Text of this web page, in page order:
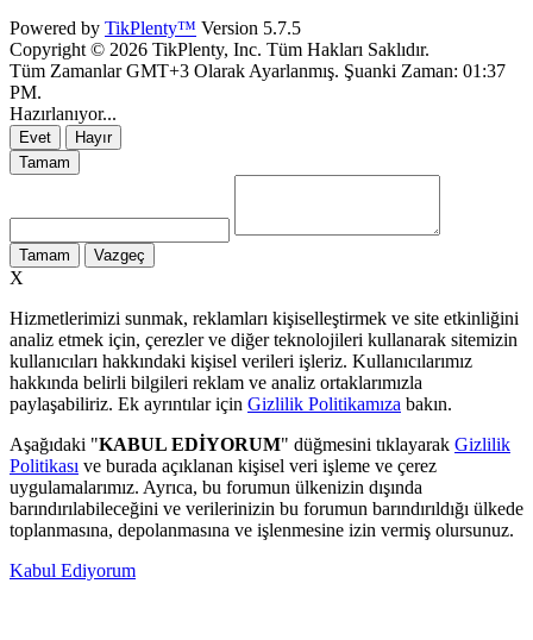
Powered by TikPlenty™ Version 5.7.5
Copyright © 2026 TikPlenty, Inc. Tüm Hakları Saklıdır.
Tüm Zamanlar GMT+3 Olarak Ayarlanmış. Şuanki Zaman: 01:37
PM.
Hazırlanıyor...
Evet
Hayır
Tamam
Tamam Vazgeç
X
Hizmetlerimizi sunmak, reklamları kişiselleştirmek ve site etkinliğini
analiz etmek için, çerezler ve diğer teknolojileri kullanarak sitemizin
kullanıcıları hakkındaki kişisel verileri işleriz. Kullanıcılarımız
hakkında belirli bilgileri reklam ve analiz ortaklarımızla
paylaşabiliriz. Ek ayrıntılar için Gizlilik Politikamıza bakın.
Aşağıdaki "KABUL EDİYORUM" düğmesini tıklayarak Gizlilik
Politikası ve burada açıklanan kişisel veri işleme ve çerez
uygulamalarımız. Ayrıca, bu forumun ülkenizin dışında
barındırılabileceğini ve verilerinizin bu forumun barındırıldığı ülkede
toplanmasına, depolanmasına ve işlenmesine izin vermiş olursunuz.
Kabul Ediyorum